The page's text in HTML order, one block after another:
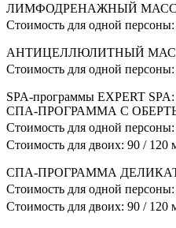
ЛИМФОДРЕНАЖНЫЙ
Стоимость для одной
АНТИЦЕЛЛЮЛИТНЫЙ
Стоимость для одной
SPA-программы EXPERT SPA:
СПА-ПРОГРАММА С
Стоимость для одной
Стоимость для двоих: 90 /
СПА-ПРОГРАММА
Стоимость для одной
Стоимость для двоих: 90 /